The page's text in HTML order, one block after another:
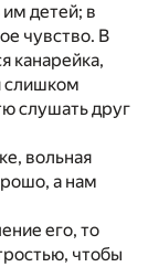
детей; в
чувство. В
канарейка,
слишком
слушать друг
вольная
а нам
его, то
чтобы